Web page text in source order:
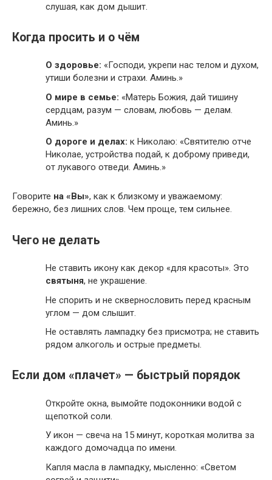
слушая, как дом дышит.
Когда просить и о чём
О здоровье: «Господи, укрепи нас телом и духом,
утиши болезни и страхи. Аминь.»
О мире в семье: «Матерь Божия, дай тишину
сердцам, разум — словам, любовь — делам.
Аминь.»
О дороге и делах: к Николаю: «Святителю отче
Николае, устройства подай, к доброму приведи,
от лукавого отведи. Аминь.»
Говорите на «Вы», как к близкому и уважаемому:
бережно, без лишних слов. Чем проще, тем сильнее.
Чего не делать
Не ставить икону как декор «для красоты». Это
святыня, не украшение.
Не спорить и не сквернословить перед красным
углом — дом слышит.
Не оставлять лампадку без присмотра; не ставить
рядом алкоголь и острые предметы.
Если дом «плачет» — быстрый порядок
Откройте окна, вымойте подоконники водой с
щепоткой соли.
У икон — свеча на 15 минут, короткая молитва за
каждого домочадца по имени.
Капля масла в лампадку, мысленно: «Светом